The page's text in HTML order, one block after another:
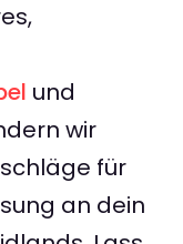
und
wir
für
an dein